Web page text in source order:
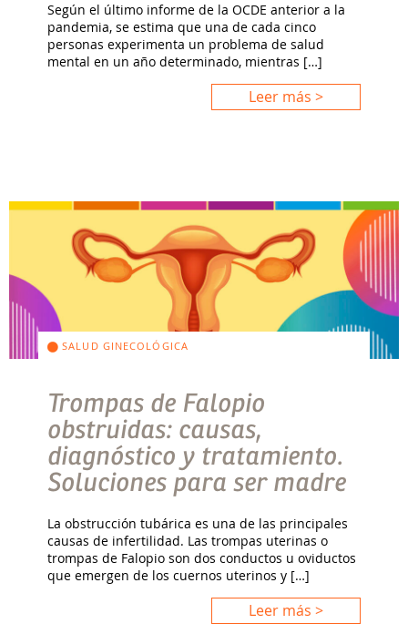
Según el último informe de la OCDE anterior a la
pandemia, se estima que una de cada cinco
personas experimenta un problema de salud
mental en un año determinado, mientras […]
Leer más >
SALUD GINECOLÓGICA
Trompas de Falopio
obstruidas: causas,
diagnóstico y tratamiento.
Soluciones para ser madre
La obstrucción tubárica es una de las principales
causas de infertilidad. Las trompas uterinas o
trompas de Falopio son dos conductos u oviductos
que emergen de los cuernos uterinos y […]
Leer más >